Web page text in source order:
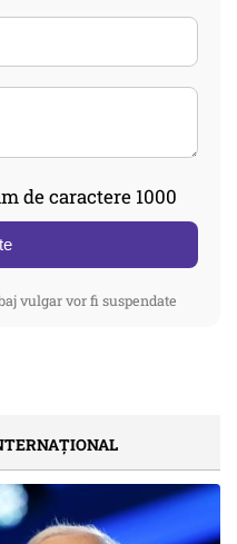
de caractere 1000
vulgar vor fi suspendate